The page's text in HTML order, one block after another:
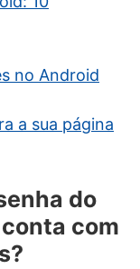
no Android
a sua página
do
com